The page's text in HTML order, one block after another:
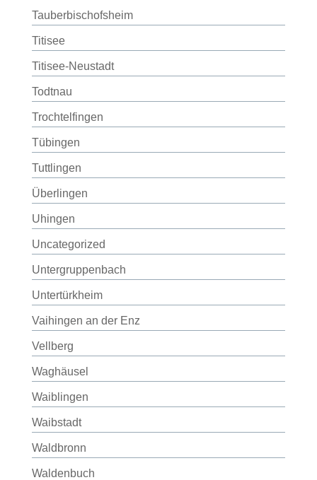
Tauberbischofsheim
Titisee
Titisee-Neustadt
Todtnau
Trochtelfingen
Tübingen
Tuttlingen
Überlingen
Uhingen
Uncategorized
Untergruppenbach
Untertürkheim
Vaihingen an der Enz
Vellberg
Waghäusel
Waiblingen
Waibstadt
Waldbronn
Waldenbuch